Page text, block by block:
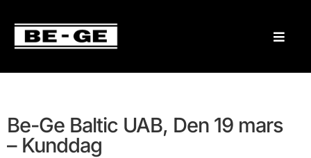
Be-Ge Baltic UAB, Den 19 mars
– Kunddag